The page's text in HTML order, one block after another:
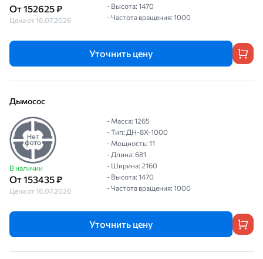
От 152625 ₽
Цена от 16.07.2026
- Высота: 1470
- Частота вращения: 1000
Уточнить цену
Дымосос
В наличии
От 153435 ₽
Цена от 16.07.2026
- Масса: 1265
- Тип: ДН-8Х-1000
- Мощность: 11
- Длина: 681
- Ширина: 2160
- Высота: 1470
- Частота вращения: 1000
Уточнить цену